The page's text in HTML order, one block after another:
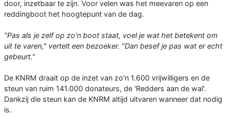
door, inzetbaar te zijn. Voor velen was het meevaren op een
reddingboot het hoogtepunt van de dag.
"Pas als je zelf op zo'n boot staat, voel je wat het betekent om
uit te varen," vertelt een bezoeker. "Dan besef je pas wat er echt
gebeurt."
De KNRM draait op de inzet van zo'n 1.600 vrijwilligers en de
steun van ruim 141.000 donateurs, de 'Redders aan de wal'.
Dankzij die steun kan de KNRM altijd uitvaren wanneer dat nodig
is.